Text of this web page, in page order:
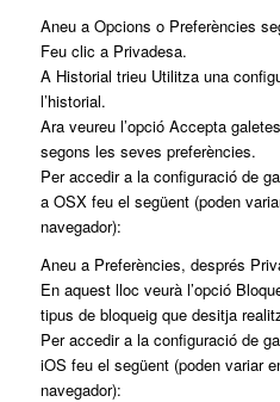
Aneu a Opcions o Preferències
Feu clic a Privadesa.
A Historial trieu Utilitza una
l’historial.
Ara veureu l’opció Accepta
segons les seves preferències.
Per accedir a la configuració de
a OSX feu el següent (poden
navegador):
Aneu a Preferències, després
En aquest lloc veurà l’opció
tipus de bloqueig que desitja
Per accedir a la configuració de
iOS feu el següent (poden variar
navegador):